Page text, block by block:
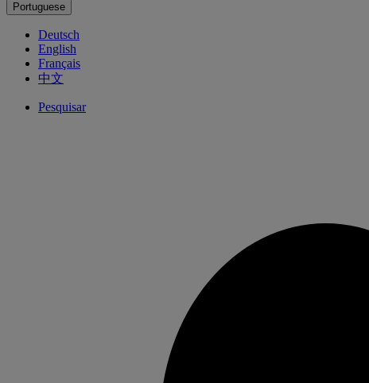
Portuguese
Deutsch
English
Français
中文
Pesquisar